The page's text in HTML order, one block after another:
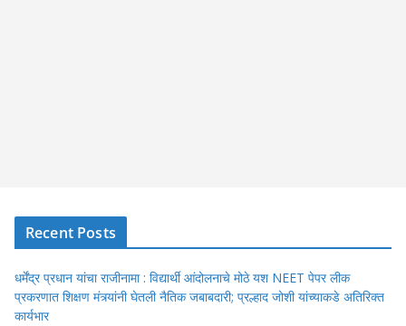
Recent Posts
धर्मेंद्र प्रधान यांचा राजीनामा : विद्यार्थी आंदोलनाचे मोठे यश NEET पेपर लीक
प्रकरणात शिक्षण मंत्र्यांनी घेतली नैतिक जबाबदारी; प्रल्हाद जोशी यांच्याकडे अतिरिक्त
कार्यभार